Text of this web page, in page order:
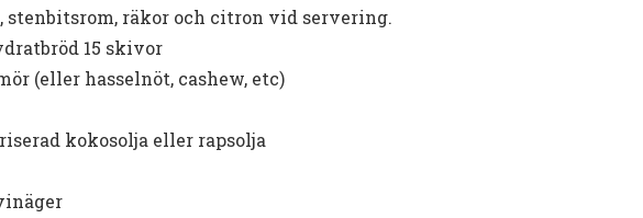
stenbitsrom, räkor och citron vid servering.
15 skivor
(eller hasselnöt, cashew, etc)
kokosolja eller rapsolja